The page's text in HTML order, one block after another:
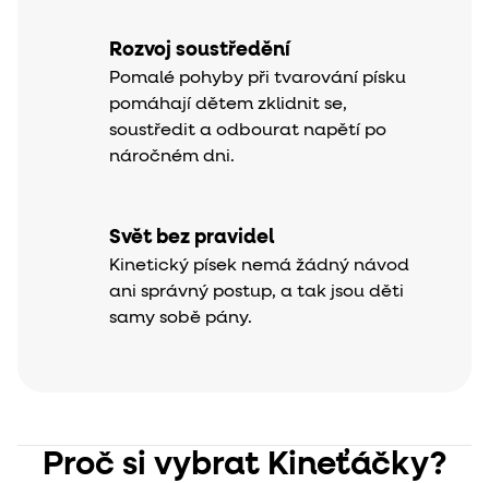
Rozvoj soustředění
Pomalé pohyby při tvarování písku
pomáhají dětem zklidnit se,
soustředit a odbourat napětí po
náročném dni.
Svět bez pravidel
Kinetický písek nemá žádný návod
ani správný postup, a tak jsou děti
samy sobě pány.
Proč si vybrat Kineťáčky?